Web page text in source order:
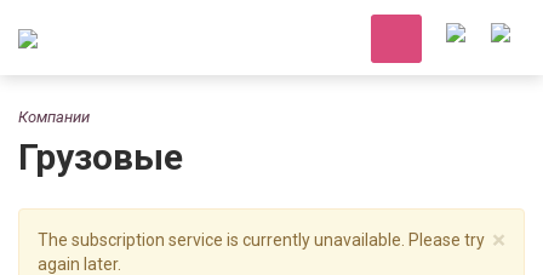
Компании
Грузовые
×
The subscription service is currently unavailable. Please try
again later.